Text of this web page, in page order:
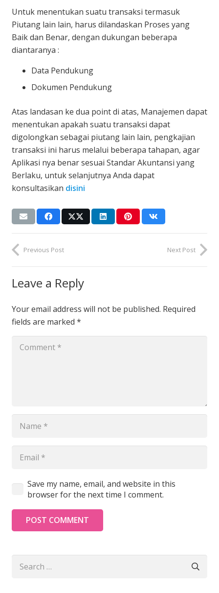
Untuk menentukan suatu transaksi termasuk
Piutang lain lain, harus dilandaskan Proses yang
Baik dan Benar, dengan dukungan beberapa
diantaranya :
Data Pendukung
Dokumen Pendukung
Atas landasan ke dua point di atas, Manajemen dapat
menentukan apakah suatu transaksi dapat
digolongkan sebagai piutang lain lain, pengkajian
transaksi ini harus melalui beberapa tahapan, agar
Aplikasi nya benar sesuai Standar Akuntansi yang
Berlaku, untuk selanjutnya Anda dapat
konsultasikan disini
Previous Post Next Post
Leave a Reply
Your email address will not be published. Required
fields are marked *
Save my name, email, and website in this
browser for the next time I comment.
POST COMMENT
for: